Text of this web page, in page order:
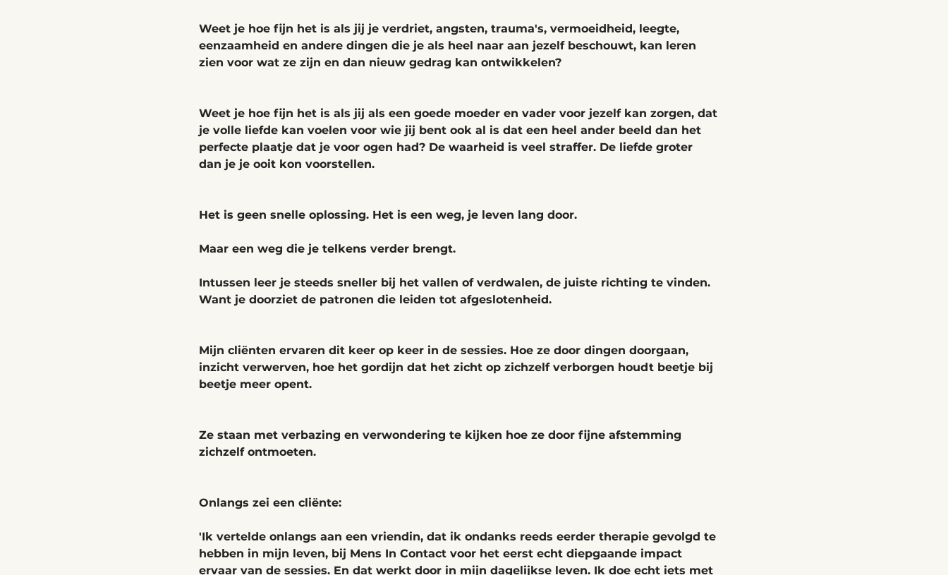
Weet je hoe fijn het is als jij je verdriet, angsten, trauma's, vermoeidheid, leegte,
eenzaamheid en andere dingen die je als heel naar aan jezelf beschouwt, kan leren
zien voor wat ze zijn en dan nieuw gedrag kan ontwikkelen?
Weet je hoe fijn het is als jij als een goede moeder en vader voor jezelf kan zorgen, dat
je volle liefde kan voelen voor wie jij bent ook al is dat een heel ander beeld dan het
perfecte plaatje dat je voor ogen had? De waarheid is veel straffer. De liefde groter
dan je je ooit kon voorstellen.
Het is geen snelle oplossing. Het is een weg, je leven lang door.
Maar een weg die je telkens verder brengt.
Intussen leer je steeds sneller bij het vallen of verdwalen, de juiste richting te vinden.
Want je doorziet de patronen die leiden tot afgeslotenheid.
Mijn cliënten ervaren dit keer op keer in de sessies. Hoe ze door dingen doorgaan,
inzicht verwerven, hoe het gordijn dat het zicht op zichzelf verborgen houdt beetje bij
beetje meer opent.
Ze staan met verbazing en verwondering te kijken hoe ze door fijne afstemming
zichzelf ontmoeten.
Onlangs zei een cliënte:
'Ik vertelde onlangs aan een vriendin, dat ik ondanks reeds eerder therapie gevolgd te
hebben in mijn leven, bij Mens In Contact voor het eerst echt diepgaande impact
ervaar van de sessies. En dat werkt door in mijn dagelijkse leven. Ik doe echt iets met